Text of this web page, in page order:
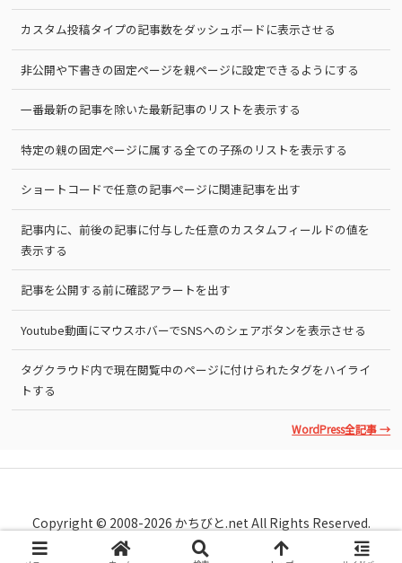
カスタム投稿タイプの記事数をダッシュボードに表示させる
非公開や下書きの固定ページを親ページに設定できるようにする
一番最新の記事を除いた最新記事のリストを表示する
特定の親の固定ページに属する全ての子孫のリストを表示する
ショートコードで任意の記事ページに関連記事を出す
記事内に、前後の記事に付与した任意のカスタムフィールドの値を
表示する
記事を公開する前に確認アラートを出す
Youtube動画にマウスホバーでSNSへのシェアボタンを表示させる
タグクラウド内で現在閲覧中のページに付けられたタグをハイライ
トする
WordPress全記事 →
Copyright © 2008-2026 かちびと.net All Rights Reserved.